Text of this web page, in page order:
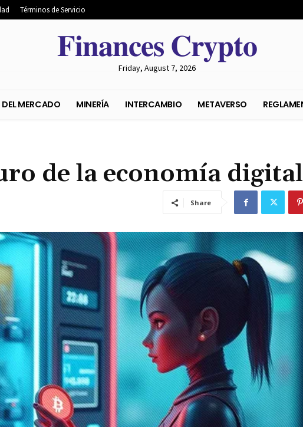
Términos de Servicio
𝐅𝐢𝐧𝐚𝐧𝐜𝐞𝐬 𝐂𝐫𝐲𝐩𝐭𝐨
Friday, August 7, 2026
de la economía digital
Share